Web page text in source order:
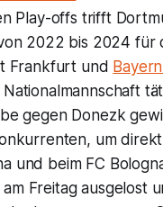
Play-offs trifft
2022 bis 2024 für
Frankfurt und
gegen Donezk
um
und beim FC
Freitag ausgelost